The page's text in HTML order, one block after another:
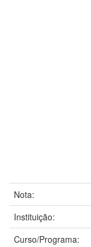
Nota:
Instituição:
Curso/Programa: